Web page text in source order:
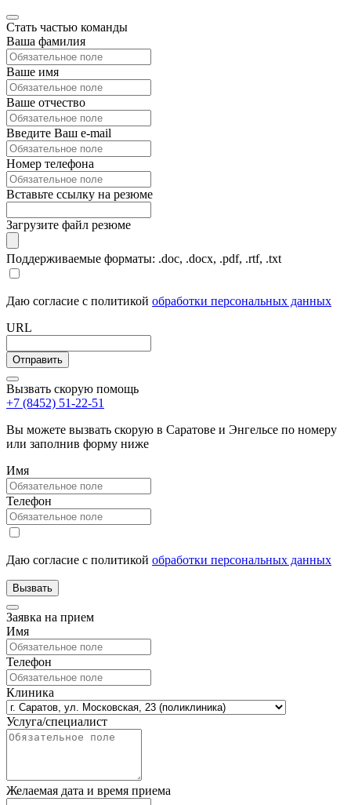
Стать частью команды
Ваша фамилия
Ваше имя
Ваше отчество
Введите Ваш e-mail
Номер телефона
Вставьте ссылку на резюме
Загрузите файл резюме
Поддерживаемые форматы: .doc, .docx, .pdf, .rtf, .txt
Даю согласие с политикой обработки персональных данных
URL
Вызвать скорую помощь
+7 (8452) 51-22-51
Вы можете вызвать скорую в Саратове и Энгельсе по номеру
или заполнив форму ниже
Имя
Телефон
Даю согласие с политикой обработки персональных данных
Заявка на прием
Имя
Телефон
Клиника
Услуга/специалист
Желаемая дата и время приема